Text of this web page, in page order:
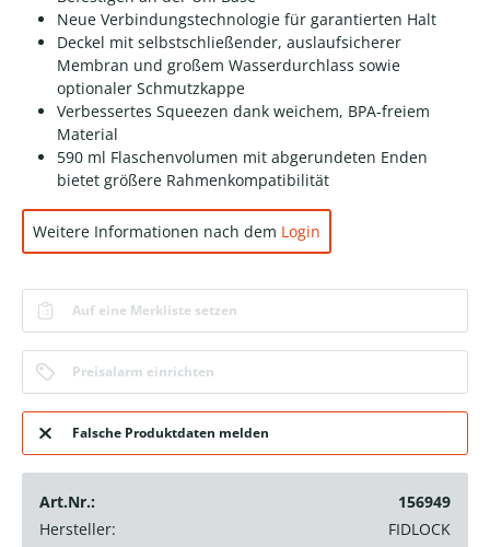
Neue Verbindungstechnologie für garantierten Halt
Deckel mit selbstschließender, auslaufsicherer
Membran und großem Wasserdurchlass sowie
optionaler Schmutzkappe
Verbessertes Squeezen dank weichem, BPA-freiem
Material
590 ml Flaschenvolumen mit abgerundeten Enden
bietet größere Rahmenkompatibilität
Weitere Informationen nach dem Login
Auf eine Merkliste setzen
Preisalarm einrichten
Falsche Produktdaten melden
Art.Nr.:
156949
Hersteller:
FIDLOCK